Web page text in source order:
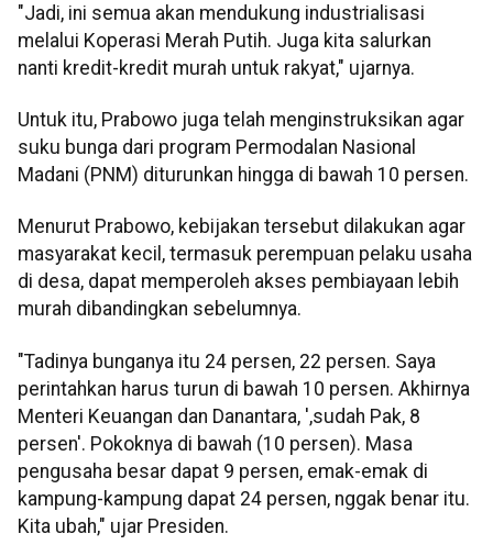
"Jadi, ini semua akan mendukung industrialisasi
melalui Koperasi Merah Putih. Juga kita salurkan
nanti kredit-kredit murah untuk rakyat," ujarnya.
Untuk itu, Prabowo juga telah menginstruksikan agar
suku bunga dari program Permodalan Nasional
Madani (PNM) diturunkan hingga di bawah 10 persen.
Menurut Prabowo, kebijakan tersebut dilakukan agar
masyarakat kecil, termasuk perempuan pelaku usaha
di desa, dapat memperoleh akses pembiayaan lebih
murah dibandingkan sebelumnya.
"Tadinya bunganya itu 24 persen, 22 persen. Saya
perintahkan harus turun di bawah 10 persen. Akhirnya
Menteri Keuangan dan Danantara, ',sudah Pak, 8
persen'. Pokoknya di bawah (10 persen). Masa
pengusaha besar dapat 9 persen, emak-emak di
kampung-kampung dapat 24 persen, nggak benar itu.
Kita ubah," ujar Presiden.